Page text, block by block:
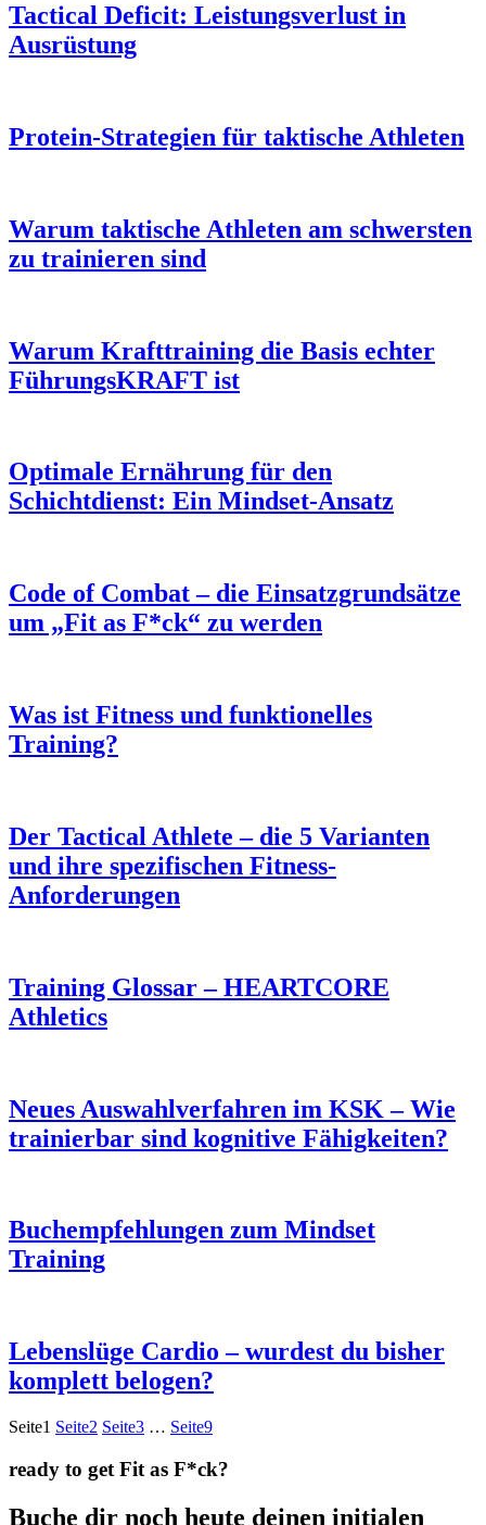
Tactical Deficit: Leistungsverlust in
Ausrüstung
Protein-Strategien für taktische Athleten
Warum taktische Athleten am schwersten
zu trainieren sind
Warum Krafttraining die Basis echter
FührungsKRAFT ist
Optimale Ernährung für den
Schichtdienst: Ein Mindset-Ansatz
Code of Combat – die Einsatzgrundsätze
um „Fit as F*ck“ zu werden
Was ist Fitness und funktionelles
Training?
Der Tactical Athlete – die 5 Varianten
und ihre spezifischen Fitness-
Anforderungen
Training Glossar – HEARTCORE
Athletics
Neues Auswahlverfahren im KSK – Wie
trainierbar sind kognitive Fähigkeiten?
Buchempfehlungen zum Mindset
Training
Lebenslüge Cardio – wurdest du bisher
komplett belogen?
Seite1 Seite2 Seite3 … Seite9
ready to get Fit as F*ck?
Buche dir noch heute deinen initialen